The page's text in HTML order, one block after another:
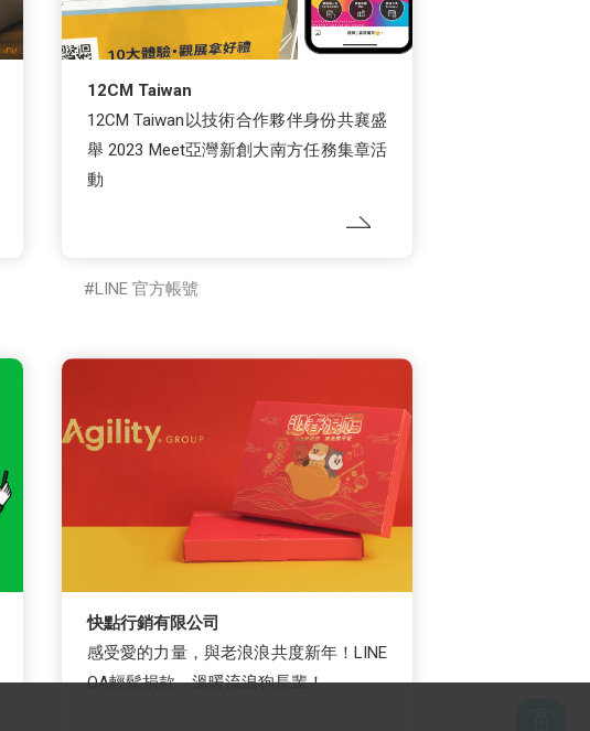
12CM Taiwan
12CM Taiwan以技術合作夥伴身份共襄盛
舉 2023 Meet亞灣新創大南方任務集章活
動
LINE 官方帳號
快點行銷有限公司
感受愛的力量，與老浪浪共度新年！LINE
OA輕鬆捐款，溫暖流浪狗長輩！